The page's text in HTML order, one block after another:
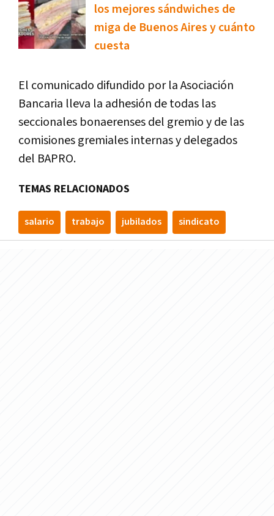
los mejores sándwiches de
miga de Buenos Aires y cuánto
cuesta
El comunicado difundido por la Asociación
Bancaria lleva la adhesión de todas las
seccionales bonaerenses del gremio y de las
comisiones gremiales internas y delegados
del BAPRO.
TEMAS RELACIONADOS
salario trabajo jubilados sindicato